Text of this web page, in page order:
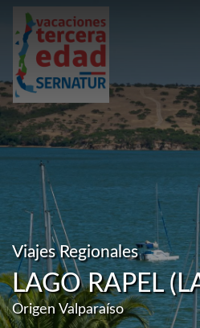
Viajes Regionales
LAGO RAPEL
Origen Valparaíso